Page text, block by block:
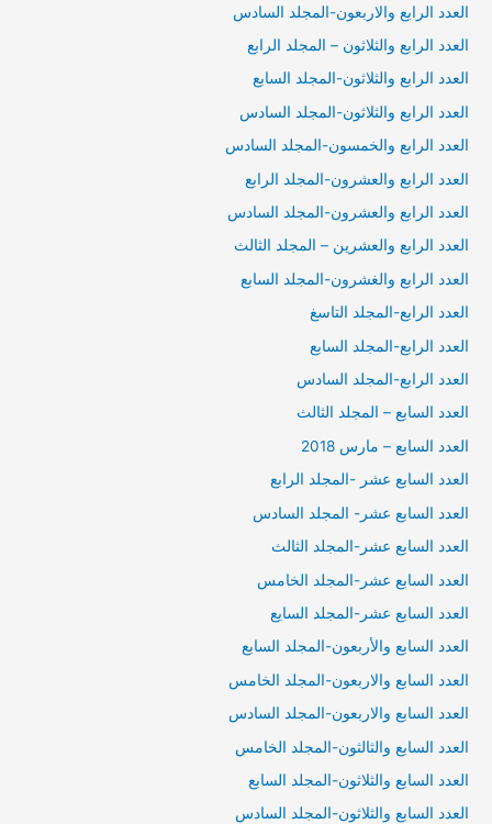
العدد الرابع والاربعون-المجلد السادس
العدد الرابع والثلاثون – المجلد الرابع
العدد الرابع والثلاثون-المجلد السابع
العدد الرابع والثلاثون-المجلد السادس
العدد الرابع والخمسون-المجلد السادس
العدد الرابع والعشرون-المجلد الرابع
العدد الرابع والعشرون-المجلد السادس
العدد الرابع والعشرين – المجلد الثالث
العدد الرابع والغشرون-المجلد السابع
العدد الرابع-المجلد التاسغ
العدد الرابع-المجلد السابع
العدد الرابع-المجلد السادس
العدد السابع – المجلد الثالث
العدد السابع – مارس 2018
العدد السابع عشر -المجلد الرابع
العدد السابع عشر- المجلد السادس
العدد السابع عشر-المجلد الثالث
العدد السابع عشر-المجلد الخامس
العدد السابع عشر-المجلد السايع
العدد السابع والأربعون-المجلد السابع
العدد السابع والاربعون-المجلد الخامس
العدد السابع والاربعون-المجلد السادس
العدد السابع والثالثون-المجلد الخامس
العدد السابع والثلاثون-المجلد السابع
العدد السابع والثلاثون-المجلد السادس